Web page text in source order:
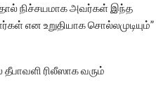
நிச்சயமாக அவர்கள் இந்த
என உறுதியாக சொல்லமுடியும்”
ரிலீஸாக வரும்